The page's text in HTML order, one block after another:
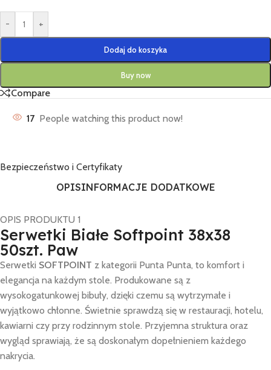
- +
Dodaj do koszyka
Buy now
Compare
17 People watching this product now!
Bezpieczeństwo i Certyfikaty
OPISINFORMACJE DODATKOWE
OPIS PRODUKTU 1
Serwetki Białe Softpoint 38x38
50szt. Paw
Serwetki SOFTPOINT z kategorii Punta Punta, to komfort i
elegancja na każdym stole. Produkowane są z
wysokogatunkowej bibuły, dzięki czemu są wytrzymałe i
wyjątkowo chłonne. Świetnie sprawdzą się w restauracji, hotelu,
kawiarni czy przy rodzinnym stole. Przyjemna struktura oraz
wygląd sprawiają, że są doskonałym dopełnieniem każdego
nakrycia.